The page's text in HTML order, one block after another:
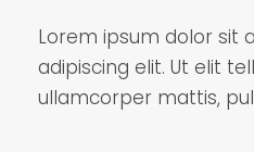
Lorem ipsum dolor sit
adipiscing elit. Ut elit
ullamcorper mattis,